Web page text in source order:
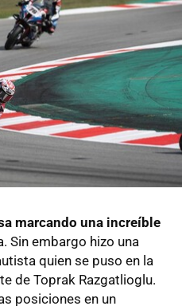
marcando una increíble
Sin embargo hizo una
quien se puso en la
de Toprak Razgatlioglu.
posiciones en un